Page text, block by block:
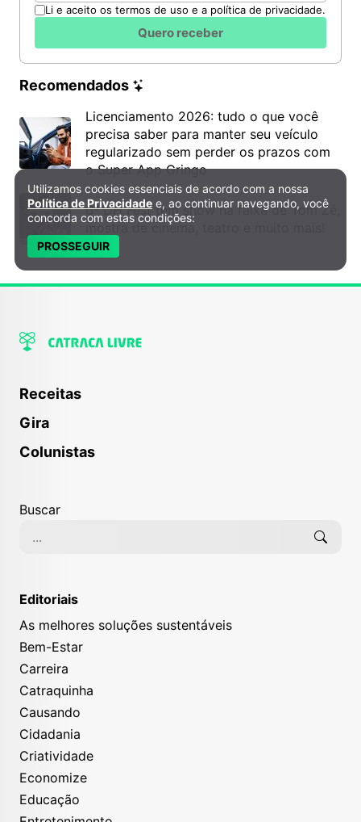
Li e aceito os termos de uso e a política de privacidade.
Quero receber
Recomendados
Licenciamento 2026: tudo o que você
precisa saber para manter seu veículo
regularizado sem perder os prazos com
o Super App Gringo
6º DH Fest tem show na faixa de Tom Zé,
mostra de cinema, teatro e muito mais!
Receitas
Gira
Colunistas
Buscar
Editoriais
As melhores soluções sustentáveis
Bem-Estar
Carreira
Catraquinha
Causando
Cidadania
Criatividade
Economize
Educação
Política de Privacidade e Cookies
Utilizamos cookies essenciais de acordo com a nossa
Política de Privacidade e, ao continuar navegando, você
concorda com estas condições:
PROSSEGUIR